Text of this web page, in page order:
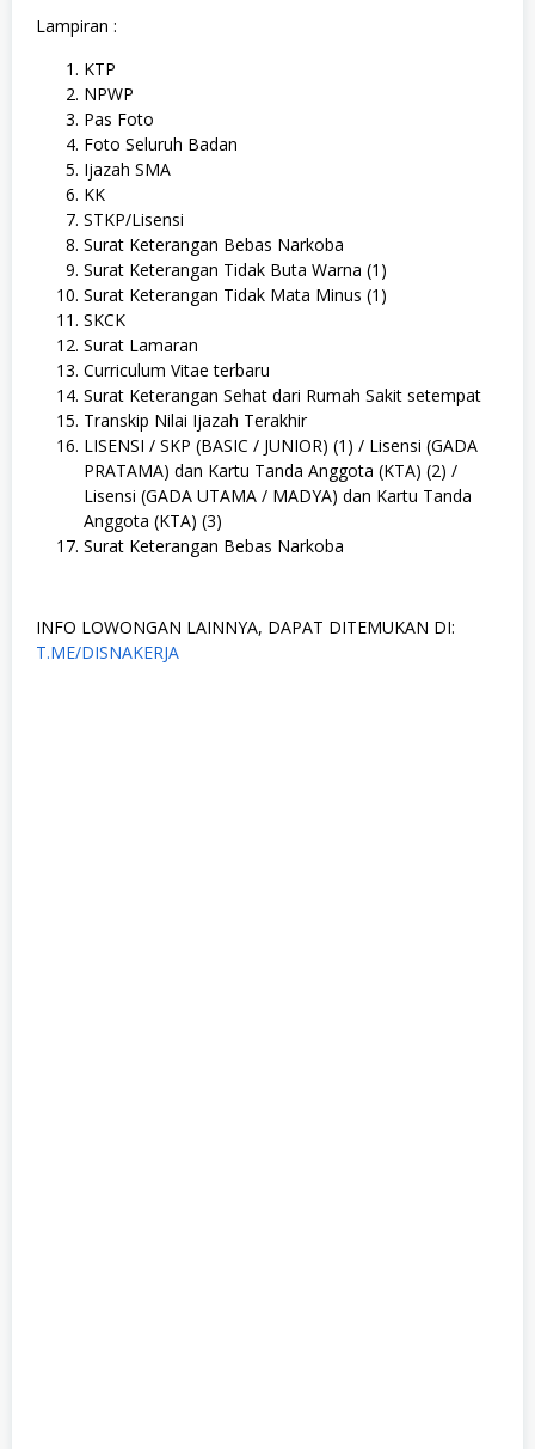
Lampiran :
KTP
NPWP
Pas Foto
Foto Seluruh Badan
Ijazah SMA
KK
STKP/Lisensi
Surat Keterangan Bebas Narkoba
Surat Keterangan Tidak Buta Warna (1)
Surat Keterangan Tidak Mata Minus (1)
SKCK
Surat Lamaran
Curriculum Vitae terbaru
Surat Keterangan Sehat dari Rumah Sakit setempat
Transkip Nilai Ijazah Terakhir
LISENSI / SKP (BASIC / JUNIOR) (1) / Lisensi (GADA
PRATAMA) dan Kartu Tanda Anggota (KTA) (2) /
Lisensi (GADA UTAMA / MADYA) dan Kartu Tanda
Anggota (KTA) (3)
Surat Keterangan Bebas Narkoba
INFO LOWONGAN LAINNYA, DAPAT DITEMUKAN DI:
T.ME/DISNAKERJA